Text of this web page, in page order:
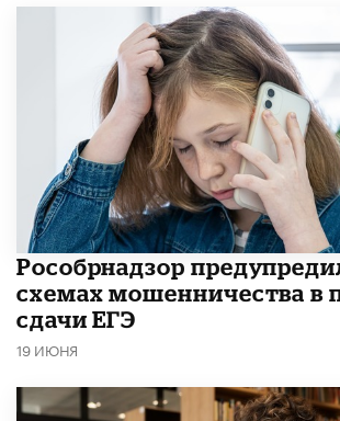
Рособрнадзор
схемах мошенничества в
сдачи ЕГЭ
19 ИЮНЯ